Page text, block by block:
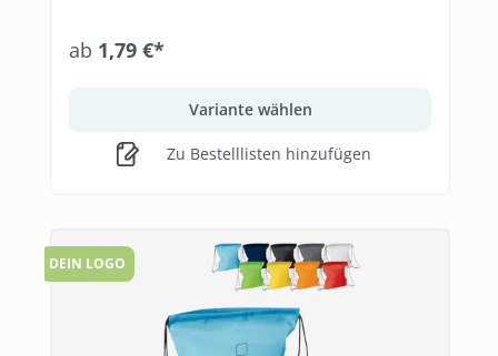
ab 1,79 €*
Variante wählen
Zu Bestelllisten hinzufügen
DEIN LOGO